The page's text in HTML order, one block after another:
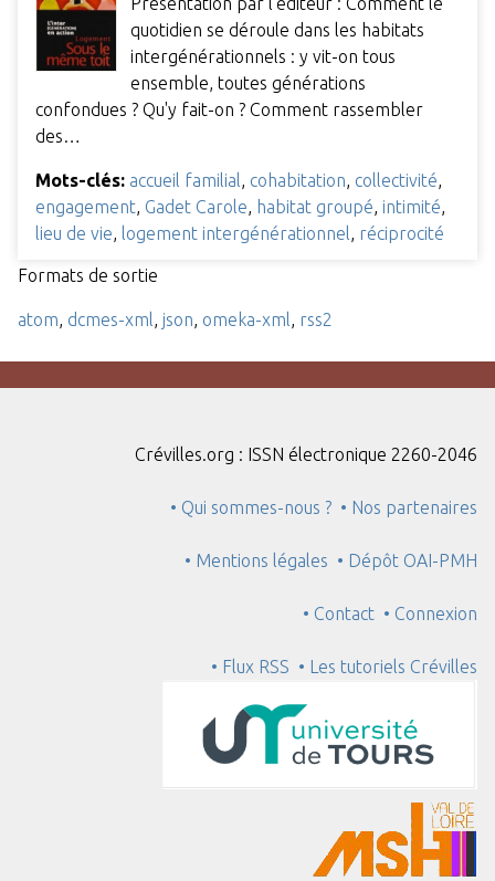
quotidien se déroule dans les habitats
intergénérationnels : y vit-on tous
ensemble, toutes générations
confondues ? Qu'y fait-on ? Comment rassembler
des…
Mots-clés: accueil familial cohabitation collectivité
engagement Gadet Carole habitat groupé intimité
lieu de vie
logement intergénérationnel réciprocité
Formats de sortie
atom dcmes-xml json omeka-xml rss2
Crévilles.org : ISSN électronique 2260-2046
• Qui sommes-nous ? • Nos partenaires
• Mentions légales • Dépôt OAI-PMH
• Contact • Connexion
• Flux RSS • Les tutoriels Crévilles